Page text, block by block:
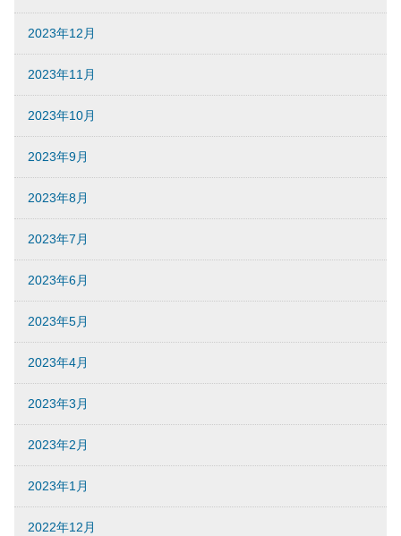
2023年12月
2023年11月
2023年10月
2023年9月
2023年8月
2023年7月
2023年6月
2023年5月
2023年4月
2023年3月
2023年2月
2023年1月
2022年12月